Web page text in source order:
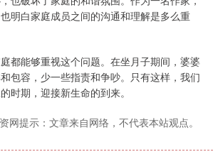
明白家庭成员之间的沟通和理解是多么重
都能够重视这个问题。在坐月子期间，婆婆
包容，少一些指责和争吵。只有这样，我们
时期，迎接新生命的到来。
网提示：文章来自网络，不代表本站观点。